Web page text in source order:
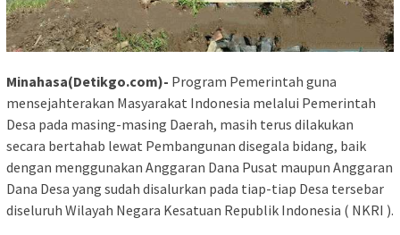
Minahasa(Detikgo.com)- Program Pemerintah guna
mensejahterakan Masyarakat Indonesia melalui Pemerintah
Desa pada masing-masing Daerah, masih terus dilakukan
secara bertahab lewat Pembangunan disegala bidang, baik
dengan menggunakan Anggaran Dana Pusat maupun Anggaran
Dana Desa yang sudah disalurkan pada tiap-tiap Desa tersebar
diseluruh Wilayah Negara Kesatuan Republik Indonesia ( NKRI ).